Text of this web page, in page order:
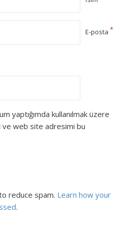
E-posta *
yaptığımda kullanılmak üzere
ve web site adresimi bu
reduce spam. Learn how your
.